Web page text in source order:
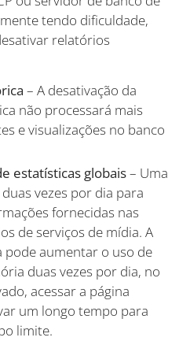
tendo dificuldade,
relatórios
– A desativação da
não processará mais
e visualizações no banco
estatísticas globais– Uma
vezes por dia para
fornecidas nas
de serviços de mídia. A
aumentar o uso de
duas vezes por dia, no
acessar a página
um longo tempo para
limite.